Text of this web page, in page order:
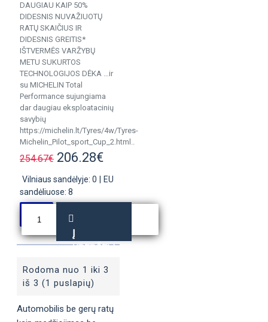
DAUGIAU KAIP 50%
DIDESNIS NUVAŽIUOTŲ
RATŲ SKAIČIUS IR
DIDESNIS GREITIS*
IŠTVERMĖS VARŽYBŲ
METU SUKURTOS
TECHNOLOGIJOS DĖKA …ir
su MICHELIN Total
Performance sujungiama
dar daugiau eksploatacinių
savybių
https://michelin.lt/Tyres/4w/Tyres-
Michelin_Pilot_sport_Cup_2.html..
254.67€ 206.28€
Vilniaus sandėlyje: 0
EU
sandėliuose: 8
Į
KREPŠELĮ
Rodoma nuo 1 iki 3
iš 3 (1 puslapių)
Automobilis be gerų ratų